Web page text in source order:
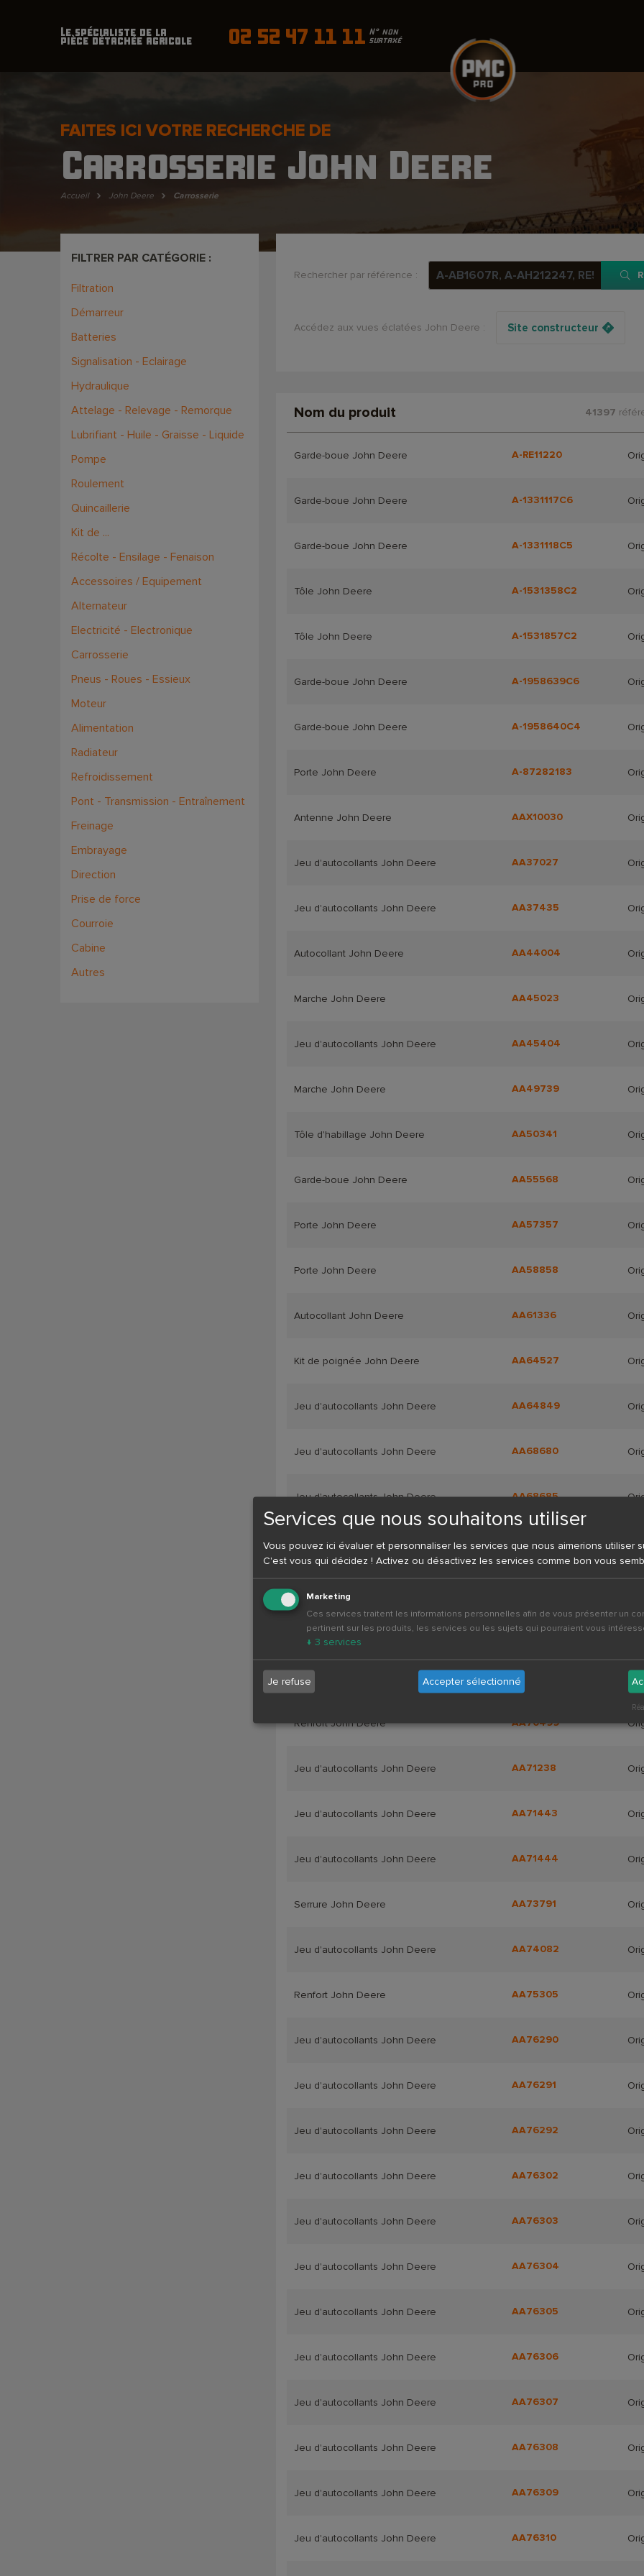
Le spécialiste de la
pièce détachée agricole 02 52 47 11 11 N° non
surtaxé
FAITES ICI VOTRE RECHERCHE DE
Carrosserie John Deere
Accueil › John Deere › Carrosserie
FILTRER PAR CATÉGORIE :
Filtration
Démarreur
Batteries
Signalisation - Eclairage
Hydraulique
Attelage - Relevage - Remorque
Lubrifiant - Huile - Graisse - Liquide
Pompe
Roulement
Quincaillerie
Kit de ...
Récolte - Ensilage - Fenaison
Accessoires / Equipement
Alternateur
Electricité - Electronique
Carrosserie
Pneus - Roues - Essieux
Moteur
Alimentation
Radiateur
Refroidissement
Pont - Transmission - Entraînement
Freinage
Embrayage
Direction
Prise de force
Courroie
Cabine
Autres
Rechercher par référence :
Accédez aux vues éclatées John Deere : Site constructeur
Nom du produit 41397
Garde-boue John Deere A-RE11220
Garde-boue John Deere A-1331117C6
Garde-boue John Deere A-1331118C5
Tôle John Deere A-1531358C2
Tôle John Deere A-1531857C2
Garde-boue John Deere A-1958639C6
Garde-boue John Deere A-1958640C4
Porte John Deere A-87282183
Antenne John Deere AAX10030
Jeu d'autocollants John Deere AA37027
Jeu d'autocollants John Deere AA37435
Autocollant John Deere AA44004
Marche John Deere AA45023
Jeu d'autocollants John Deere AA45404
Marche John Deere AA49739
Tôle d'habillage John Deere AA50341
Garde-boue John Deere AA55568
Porte John Deere AA57357
Porte John Deere AA58858
Autocollant John Deere AA61336
Kit de poignée John Deere AA64527
Jeu d'autocollants John Deere AA64849
Jeu d'autocollants John Deere AA68680
Jeu d'autocollants John Deere AA68685
Jeu d'autocollants John Deere AA68686
Jeu d'autocollants John Deere AA68701
Renfort John Deere AA70006
Renfort John Deere AA70499
Jeu d'autocollants John Deere AA71238
Jeu d'autocollants John Deere AA71443
Jeu d'autocollants John Deere AA71444
Serrure John Deere AA73791
Jeu d'autocollants John Deere AA74082
Renfort John Deere AA75305
Jeu d'autocollants John Deere AA76290
Jeu d'autocollants John Deere AA76291
Jeu d'autocollants John Deere AA76292
Jeu d'autocollants John Deere AA76302
Jeu d'autocollants John Deere AA76303
Jeu d'autocollants John Deere AA76304
Jeu d'autocollants John Deere AA76305
Jeu d'autocollants John Deere AA76306
Jeu d'autocollants John Deere AA76307
Jeu d'autocollants John Deere AA76308
Jeu d'autocollants John Deere AA76309
Jeu d'autocollants John Deere AA76310
Services que nous souhaitons utiliser
Vous pouvez ici évaluer et personnaliser les services que nous aimerions utiliser
C'est vous qui décidez ! Activez ou désactivez les services comme bon vous
Marketing
Ces services traitent les informations personnelles afin de vous présenter un
pertinent sur les produits, les services ou les sujets qui pourraient vous
↓ 3 services
Je refuse Accepter sélectionné